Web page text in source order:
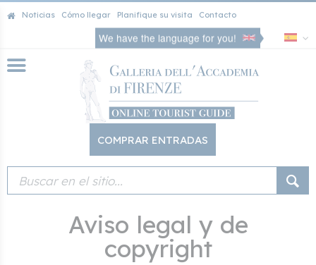
Noticias Cómo llegar Planifique su visita Contacto
We have the language for you!
COMPRAR ENTRADAS
Aviso legal y de
copyright